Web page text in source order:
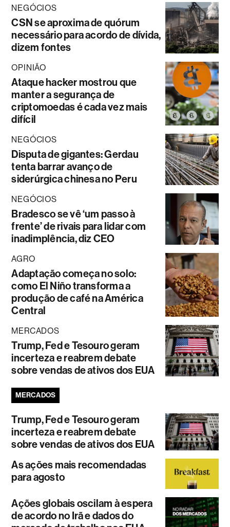
NEGÓCIOS
CSN se aproxima de quórum
necessário para acordo de dívida,
dizem fontes
OPINIÃO
Ataque hacker mostrou que
manter a segurança de
criptomoedas é cada vez mais
difícil
NEGÓCIOS
Disputa de gigantes: Gerdau
tenta barrar avanço de
siderúrgica chinesa no Peru
NEGÓCIOS
Bradesco se vê ‘um passo à
frente’ de rivais para lidar com
inadimplência, diz CEO
AGRO
Adaptação começa no solo:
como El Niño transforma a
produção de café na América
Central
MERCADOS
Trump, Fed e Tesouro geram
incerteza e reabrem debate
sobre vendas de ativos dos EUA
MERCADOS
Trump, Fed e Tesouro geram
incerteza e reabrem debate
sobre vendas de ativos dos EUA
As ações mais recomendadas
para agosto
Ações globais oscilam à espera
de acordo no Irã e dados do